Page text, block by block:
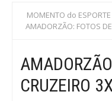
MOMENTO do ESPORTE
AMADORZÃO: FOTOS
CRUZEIRO